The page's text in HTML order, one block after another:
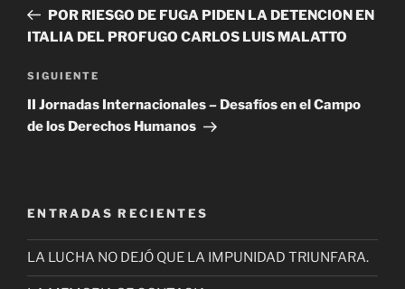
entradas
anterior
POR RIESGO DE FUGA PIDEN LA DETENCION EN
ITALIA DEL PROFUGO CARLOS LUIS MALATTO
Siguiente
entrada
SIGUIENTE
II Jornadas Internacionales – Desafíos en el Campo
de los Derechos Humanos
ENTRADAS RECIENTES
LA LUCHA NO DEJÓ QUE LA IMPUNIDAD TRIUNFARA.